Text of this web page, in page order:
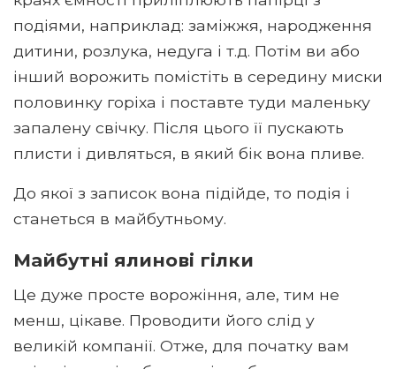
подіями, наприклад: заміжжя, народження
дитини, розлука, недуга і т.д. Потім ви або
інший ворожить помістіть в середину миски
половинку горіха і поставте туди маленьку
запалену свічку. Після цього її пускають
плисти і дивляться, в який бік вона пливе.
До якої з записок вона підійде, то подія і
станеться в майбутньому.
Майбутні ялинові гілки
Це дуже просте ворожіння, але, тим не
менш, цікаве. Проводити його слід у
великій компанії. Отже, для початку вам